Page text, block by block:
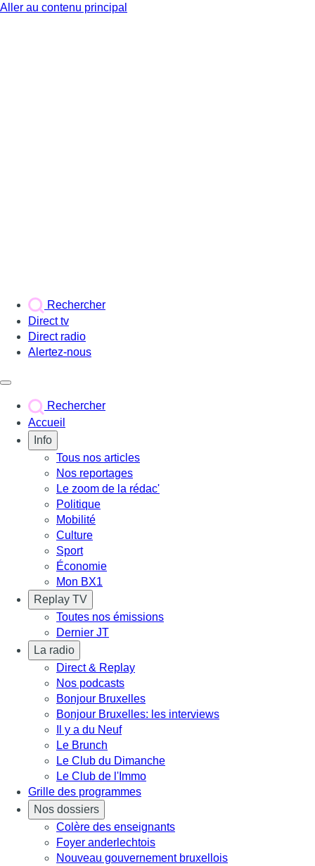
Aller au contenu principal
Rechercher
Direct tv
Direct radio
Alertez-nous
Rechercher
Accueil
Info
Tous nos articles
Nos reportages
Le zoom de la rédac'
Politique
Mobilité
Culture
Sport
Économie
Mon BX1
Replay TV
Toutes nos émissions
Dernier JT
La radio
Direct & Replay
Nos podcasts
Bonjour Bruxelles
Bonjour Bruxelles: les interviews
Il y a du Neuf
Le Brunch
Le Club du Dimanche
Le Club de l'Immo
Grille des programmes
Nos dossiers
Colère des enseignants
Foyer anderlechtois
Nouveau gouvernement bruxellois